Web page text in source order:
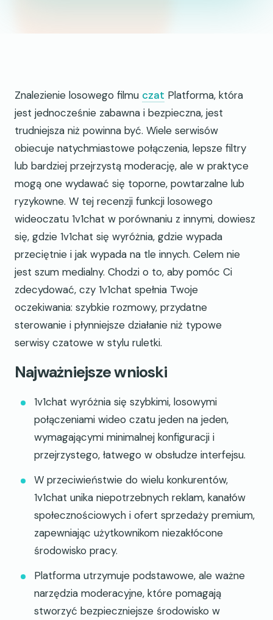
Znalezienie losowego filmu czat Platforma, która
jest jednocześnie zabawna i bezpieczna, jest
trudniejsza niż powinna być. Wiele serwisów
obiecuje natychmiastowe połączenia, lepsze filtry
lub bardziej przejrzystą moderację, ale w praktyce
mogą one wydawać się toporne, powtarzalne lub
ryzykowne. W tej recenzji funkcji losowego
wideoczatu 1v1chat w porównaniu z innymi, dowiesz
się, gdzie 1v1chat się wyróżnia, gdzie wypada
przeciętnie i jak wypada na tle innych. Celem nie
jest szum medialny. Chodzi o to, aby pomóc Ci
zdecydować, czy 1v1chat spełnia Twoje
oczekiwania: szybkie rozmowy, przydatne
sterowanie i płynniejsze działanie niż typowe
serwisy czatowe w stylu ruletki.
Najważniejsze wnioski
1v1chat wyróżnia się szybkimi, losowymi
połączeniami wideo czatu jeden na jeden,
wymagającymi minimalnej konfiguracji i
przejrzystego, łatwego w obsłudze interfejsu.
W przeciwieństwie do wielu konkurentów,
1v1chat unika niepotrzebnych reklam, kanałów
społecznościowych i ofert sprzedaży premium,
zapewniając użytkownikom niezakłócone
środowisko pracy.
Platforma utrzymuje podstawowe, ale ważne
narzędzia moderacyjne, które pomagają
stworzyć bezpieczniejsze środowisko w